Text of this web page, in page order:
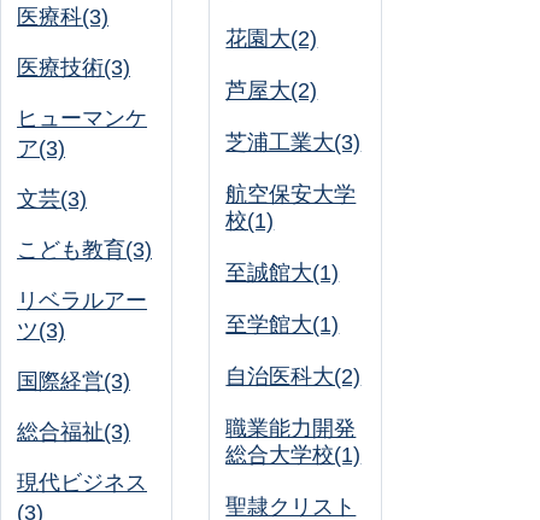
医療科(3)
医療技術(3)
ヒューマンケ
ア(3)
文芸(3)
こども教育(3)
リベラルアー
ツ(3)
国際経営(3)
総合福祉(3)
現代ビジネス
(3)
花園大(2)
芦屋大(2)
芝浦工業大(3)
航空保安大学
校(1)
至誠館大(1)
至学館大(1)
自治医科大(2)
職業能力開発
総合大学校(1)
聖隷クリスト